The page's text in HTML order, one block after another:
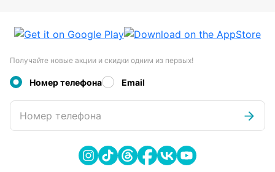
Получайте новые акции и скидки одним из первых!
Номер телефона Email
Номер телефона